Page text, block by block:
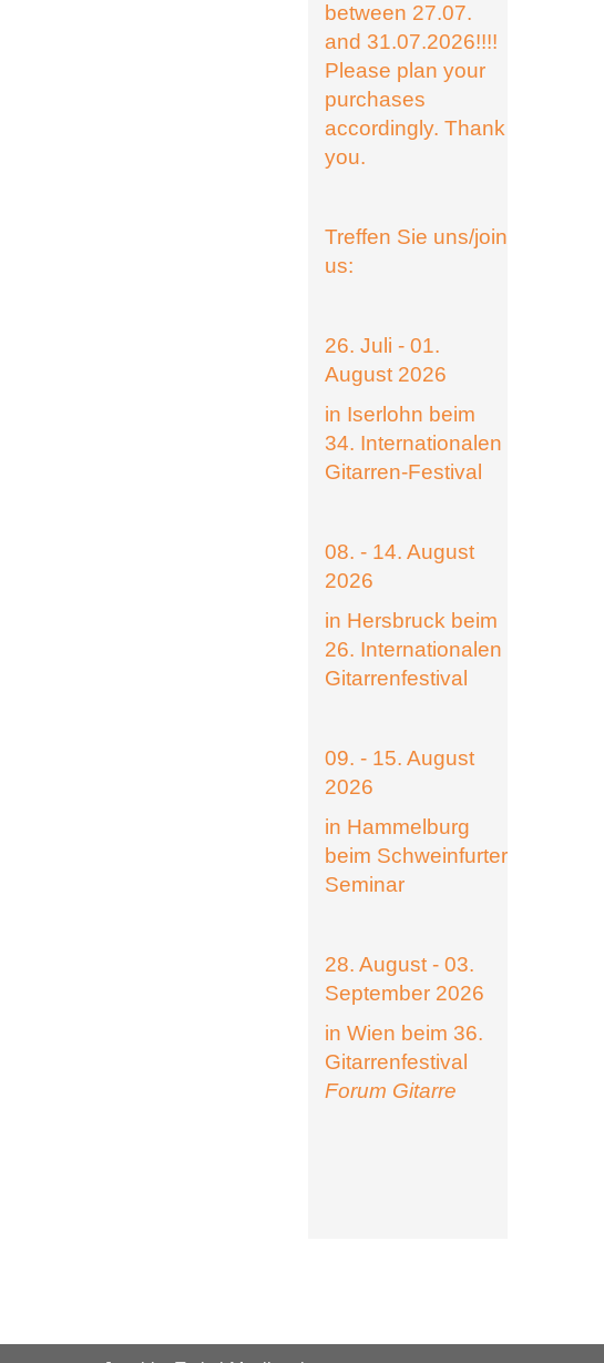
between 27.07.
and 31.07.2026!!!!
Please plan your
purchases
accordingly. Thank
you.
Treffen Sie uns/join
us:
26. Juli - 01.
August 2026
in Iserlohn beim
34. Internationalen
Gitarren-Festival
08. - 14. August
2026
in Hersbruck beim
26. Internationalen
Gitarrenfestival
09. - 15. August
2026
in Hammelburg
beim Schweinfurter
Seminar
28. August - 03.
September 2026
in Wien beim 36.
Gitarrenfestival
Forum Gitarre